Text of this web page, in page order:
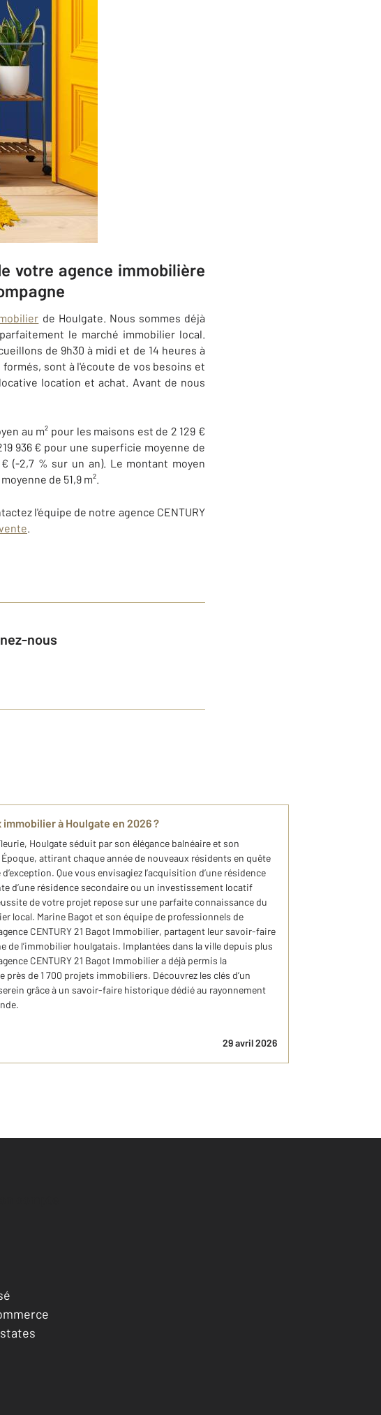
votre agence immobilière
de Houlgate. Nous sommes déjà
le marché immobilier local.
de 9h30 à midi et de 14 heures à
sont à l'écoute de vos besoins et
location et achat. Avant de nous
au m² pour les maisons est de 2 129 €
936 € pour une superficie moyenne de
(-2,7 % sur un an). Le montant moyen
de 51,9 m².
l'équipe de notre agence CENTURY
.
nous
immobilier à Houlgate en 2026 ?
Houlgate séduit par son élégance balnéaire et son
attirant chaque année de nouveaux résidents en quête
d’exception. Que vous envisagiez l’acquisition d’une résidence
d’une résidence secondaire ou un investissement locatif
de votre projet repose sur une parfaite connaissance du
local. Marine Bagot et son équipe de professionnels de
CENTURY 21 Bagot Immobilier, partagent leur savoir-faire
de l’immobilier houlgatais. Implantées dans la ville depuis plus
CENTURY 21 Bagot Immobilier a déjà permis la
près de 1 700 projets immobiliers. Découvrez les clés d’un
grâce à un savoir-faire historique dédié au rayonnement
29 avril 2026
compte